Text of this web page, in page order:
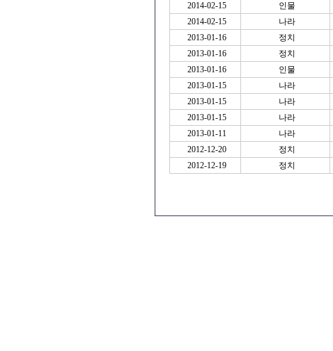
2014-02-15
인물
2014-02-15
나라
2013-01-16
정치
2013-01-16
정치
2013-01-16
인물
2013-01-15
나라
2013-01-15
나라
2013-01-15
나라
2013-01-11
나라
2012-12-20
정치
2012-12-19
정치